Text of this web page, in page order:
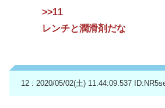
>>11
レンチと潤滑剤だな
12 : 2020/05/02(土) 11:44:09.537